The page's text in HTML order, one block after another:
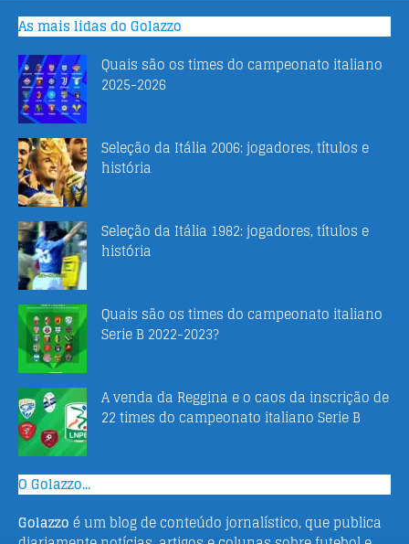
As mais lidas do Golazzo
Quais são os times do campeonato italiano
2025-2026
Seleção da Itália 2006: jogadores, títulos e
história
Seleção da Itália 1982: jogadores, títulos e
história
Quais são os times do campeonato italiano
Serie B 2022-2023?
A venda da Reggina e o caos da inscrição de
22 times do campeonato italiano Serie B
O Golazzo...
Golazzo é um blog de conteúdo jornalístico, que publica